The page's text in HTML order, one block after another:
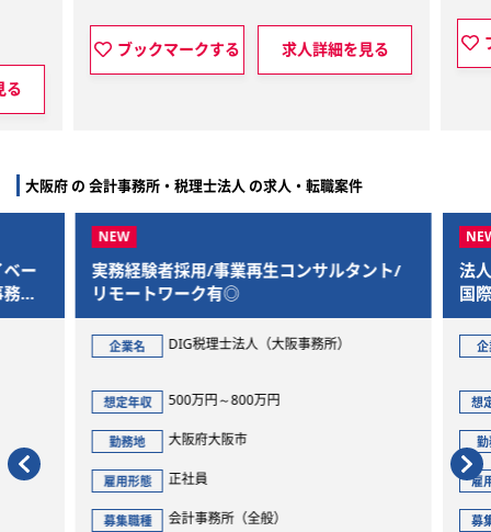
ブックマークする 求人詳細を見る
大阪府 の 会計事務所・税理士法人 の求人・転職案件
ー
所
実務経験者採用/事業再生コンサルタント/
リモートワーク有◎
企業名 DIG税理士法人（大阪事務所）
想定年収 500万円～800万円
勤務地 大阪府大阪市
雇用形態 正社員
募集職種 会計事務所（全般）
法
国
積め
企
想
勤
雇用
募